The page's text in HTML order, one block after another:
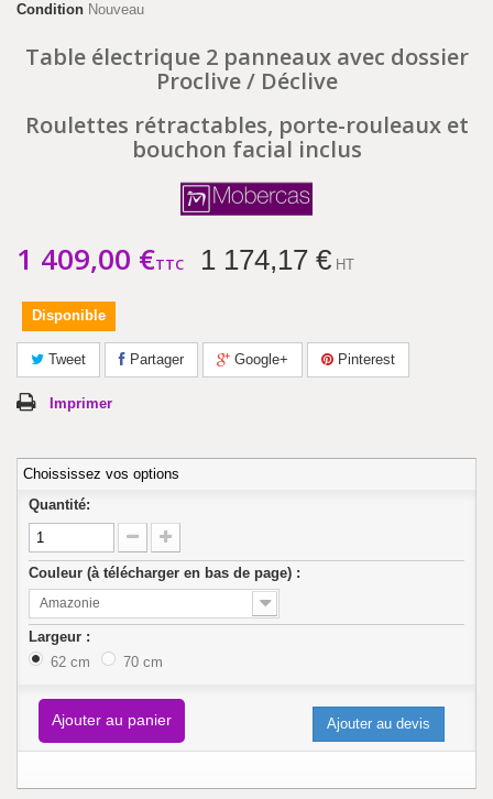
Condition Nouveau
Table électrique 2 panneaux avec dossier
Proclive / Déclive
Roulettes rétractables, porte-rouleaux et
bouchon facial inclus
1 409,00 €TTC 1 174,17 € HT
Disponible
Tweet Partager Google+ Pinterest
Imprimer
Choississez vos options
Quantité:
Couleur (à télécharger en bas de page) :
Amazonie
Largeur :
62 cm
70 cm
Ajouter au panier Ajouter au devis